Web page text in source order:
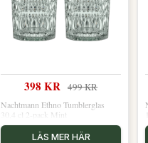
diskmaskin Del av Bossa Nova-
serien Idealisk för olika typer av
rätter Nachtmann, med sin rika
historia som sträcker sig tillbaka till
1834, är kända för sitt hantverk och
på bästa sätt, och Bossa Nova
Rektangulär Tallrik är inget
undantag. Upptäck glädjen i att
duka med ett varumärke som står
för kvalitet och elegans Shoppa
Mattallrikar och mer Tallrikar hos
Royal Design.
398 KR 499 KR
Nachtmann Ethno Tumblerglas
30,4 cl 2-pack Mint
LÄS MER HÄR